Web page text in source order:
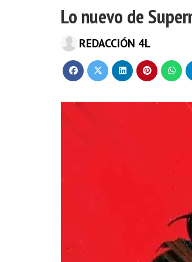
Lo nuevo de
REDACCIÓN 4L